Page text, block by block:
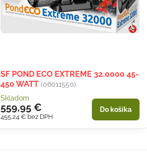
SF POND ECO EXTREME 32.0000 45-
450 WATT (06011550)
Skladom
559,95 €
455,24 € bez DPH
Do košíka